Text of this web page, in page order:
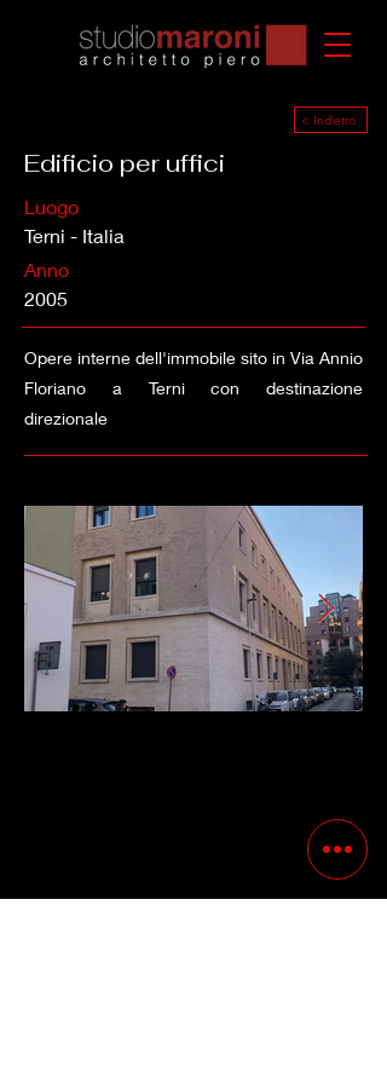
< Indietro
Edificio per uffici
Luogo
Terni - Italia
Anno
2005
Opere interne dell'immobile sito in Via Annio
Floriano a Terni con destinazione
direzionale